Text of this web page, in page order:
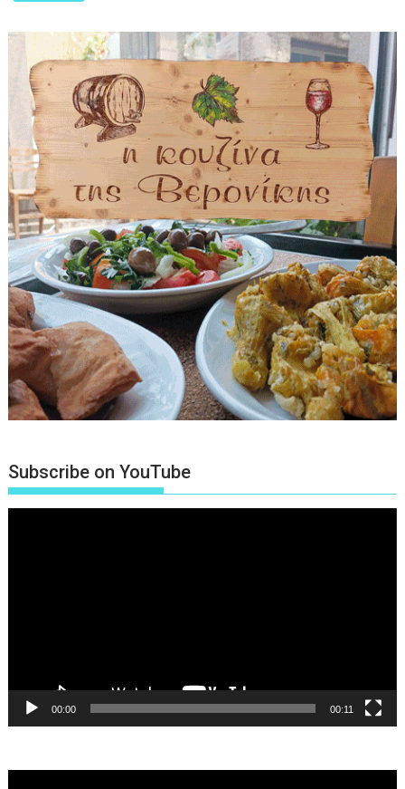
Subscribe on YouTube
00:00 00:11